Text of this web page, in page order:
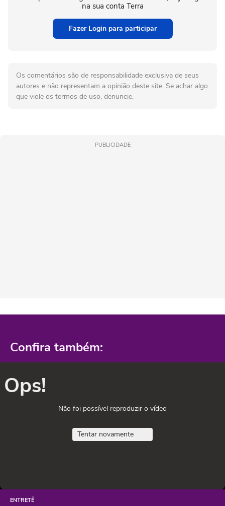
na sua conta Terra
Fazer Login para participar
Os comentários são de responsabilidade exclusiva de seus
autores e não representam a opinião deste site. Se achar algo
que viole os termos de uso, denuncie.
PUBLICIDADE
Confira também:
Ops!
Não foi possível reproduzir o vídeo
Tentar novamente
ENTRETÊ